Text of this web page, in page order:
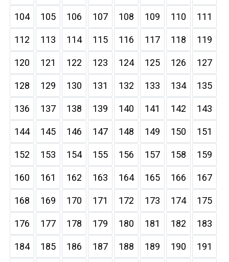
104 105 106 107 108 109 110 111
112 113 114 115 116 117 118 119
120 121 122 123 124 125 126 127
128 129 130 131 132 133 134 135
136 137 138 139 140 141 142 143
144 145 146 147 148 149 150 151
152 153 154 155 156 157 158 159
160 161 162 163 164 165 166 167
168 169 170 171 172 173 174 175
176 177 178 179 180 181 182 183
184 185 186 187 188 189 190 191